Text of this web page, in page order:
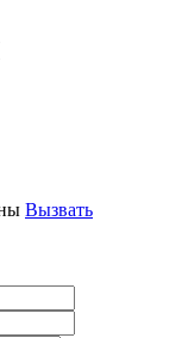
Вызвать